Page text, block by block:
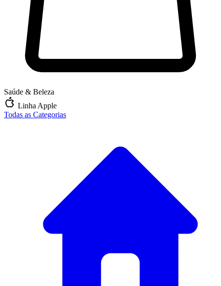
Saúde & Beleza
Linha Apple
Todas as Categorias